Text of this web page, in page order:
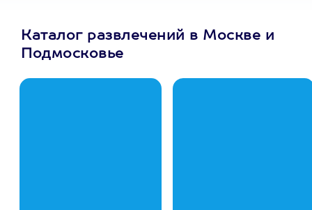
Каталог развлечений в Москве и
Подмосковье